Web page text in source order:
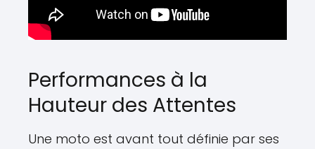
Performances à la
Hauteur des Attentes
Une moto est avant tout définie par ses